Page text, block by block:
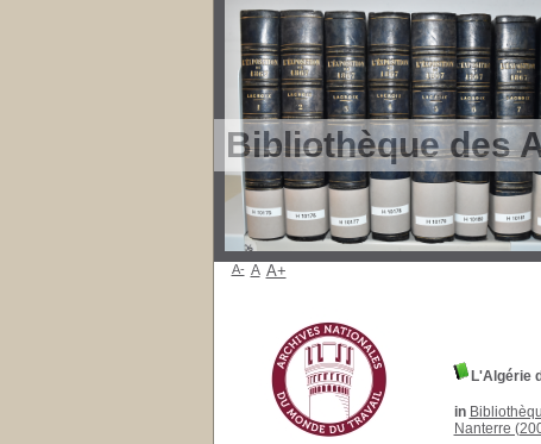
Bibliothèque des
L'Algérie
in
Nanterre
A- A A+